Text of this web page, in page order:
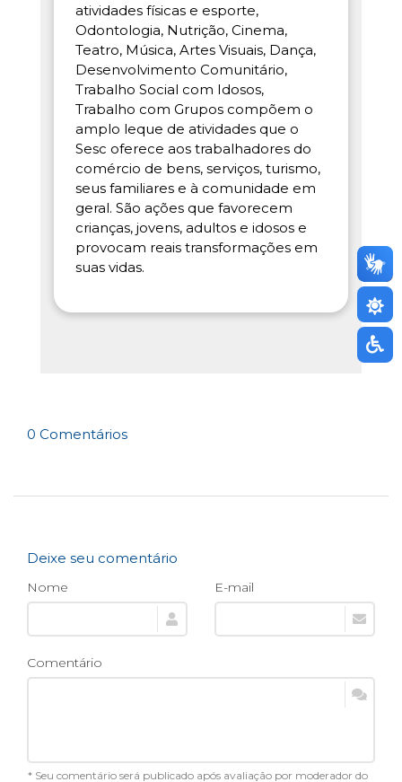
atividades físicas e esporte,
Odontologia, Nutrição, Cinema,
Teatro, Música, Artes Visuais, Dança,
Desenvolvimento Comunitário,
Trabalho Social com Idosos,
Trabalho com Grupos compõem o
amplo leque de atividades que o
Sesc oferece aos trabalhadores do
comércio de bens, serviços, turismo,
seus familiares e à comunidade em
geral. São ações que favorecem
crianças, jovens, adultos e idosos e
provocam reais transformações em
suas vidas.
0 Comentários
Deixe seu comentário
Nome E-mail
Comentário
* Seu comentário será publicado após avaliação por moderador do